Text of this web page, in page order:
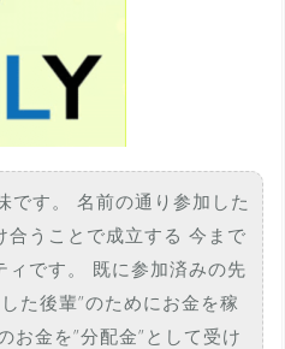
です。 名前の通り参加した
うことで成立する 今まで
ィです。 既に参加済みの先
た後輩”のためにお金を稼
お金を”分配金”として受け